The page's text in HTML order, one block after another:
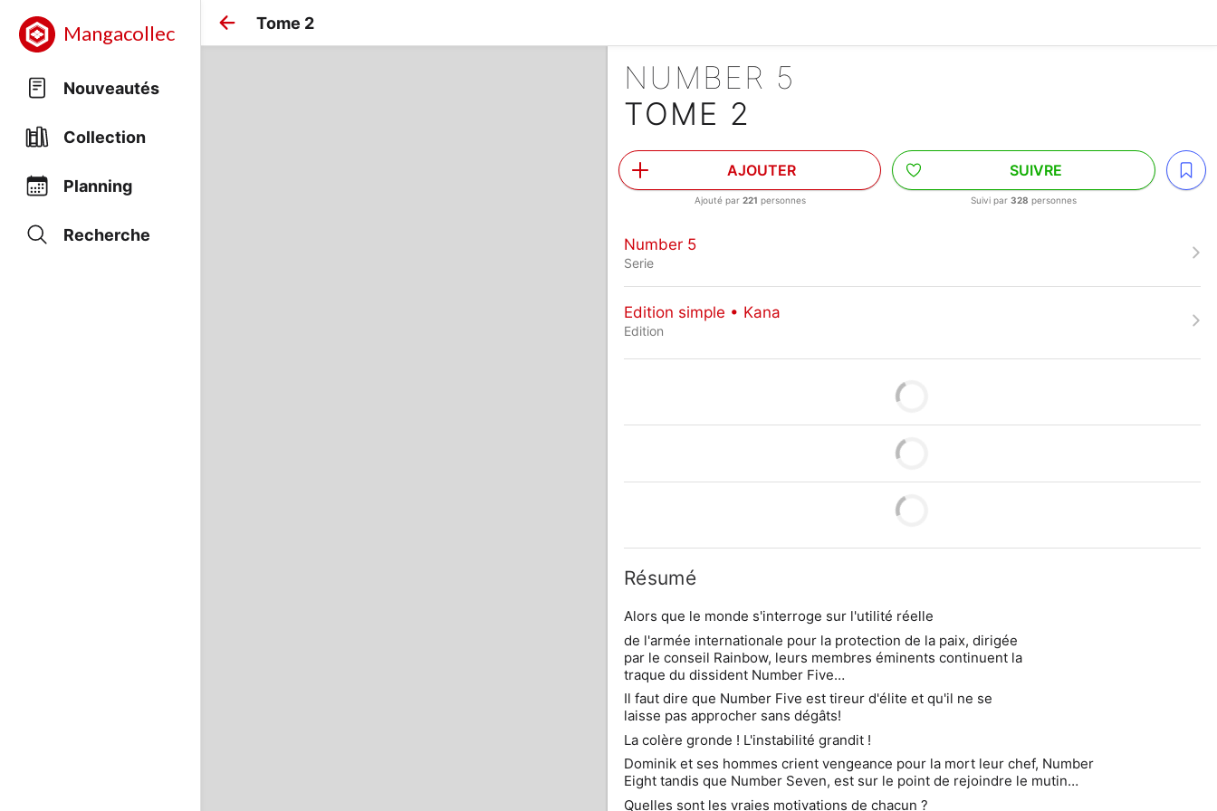
Mangacollec
Nouveautés
Collection
Planning
Recherche
Tome 2
NUMBER 5
TOME 2
AJOUTER
Ajouté par 221 personnes
SUIVRE
Suivi par328 personnes
Number 5
Serie
Edition simple • Kana
Edition
Résumé
Alors que le monde s'interroge sur l'utilité réelle
de l'armée internationale pour la protection de la paix, dirigée
par le conseil Rainbow, leurs membres éminents continuent la
traque du dissident Number Five…
Il faut dire que Number Five est tireur d'élite et qu'il ne se
laisse pas approcher sans dégâts!
La colère gronde ! L'instabilité grandit !
Dominik et ses hommes crient vengeance pour la mort leur chef, Number
Eight tandis que Number Seven, est sur le point de rejoindre le mutin…
Quelles sont les vraies motivations de chacun ?